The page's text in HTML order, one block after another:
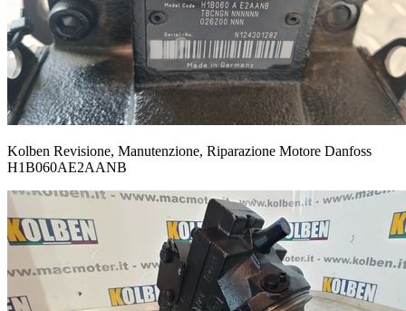
Kolben Revisione, Manutenzione, Riparazione Motore Danfoss
H1B060AE2AANB